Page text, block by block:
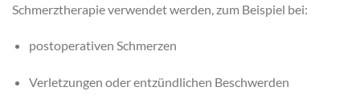
Schmerztherapie verwendet werden, zum Beispiel bei:
postoperativen Schmerzen
Verletzungen oder entzündlichen Beschwerden